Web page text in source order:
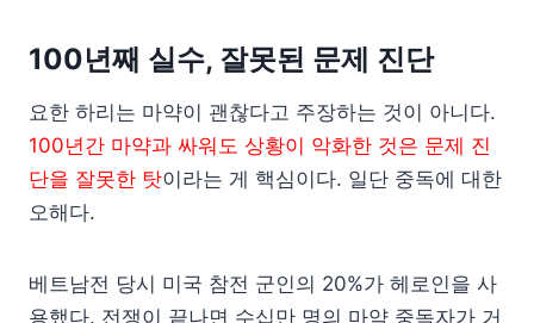
100년째 실수, 잘못된 문제 진단
요한 하리는 마약이 괜찮다고 주장하는 것이 아니다.
100년간 마약과 싸워도 상황이 악화한 것은 문제 진
단을 잘못한 탓이라는 게 핵심이다. 일단 중독에 대한
오해다.
베트남전 당시 미국 참전 군인의 20%가 헤로인을 사
용했다. 전쟁이 끝나면 수십만 명의 마약 중독자가 거